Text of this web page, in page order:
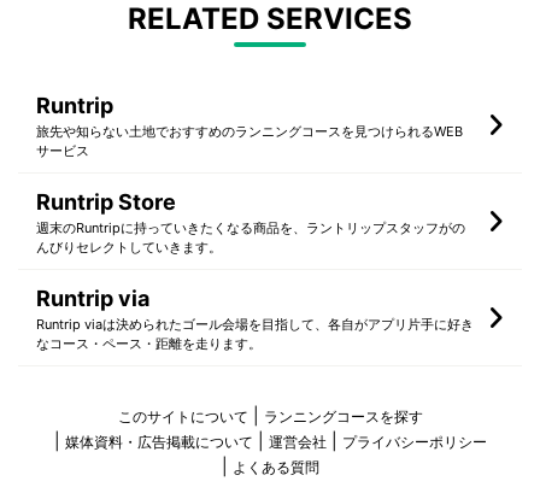
RELATED SERVICES
Runtrip
旅先や知らない土地でおすすめのランニングコースを見つけられるWEB
サービス
Runtrip Store
週末のRuntripに持っていきたくなる商品を、ラントリップスタッフがの
んびりセレクトしていきます。
Runtrip via
Runtrip viaは決められたゴール会場を目指して、各自がアプリ片手に好き
なコース・ペース・距離を走ります。
このサイトについて
ランニングコースを探す
媒体資料・広告掲載について
運営会社
プライバシーポリシー
よくある質問